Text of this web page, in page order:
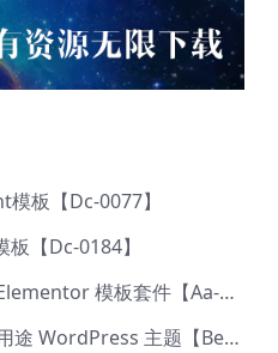
板【Dc-0077】
【Dc-0184】
Jarvis – 网络安全服务 Elementor 模板套件【Aa-0035】
lmpeka v1.3.9-创意多用途 WordPress 主题【Be-0064】